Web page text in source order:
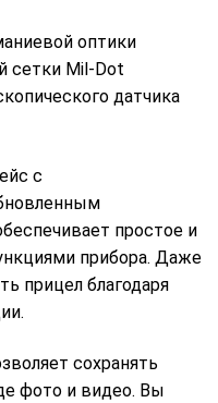
оптики
сетки Mil-Dot
датчика
с
простое и
прибора. Даже
прицел благодаря
сохранять
фото и видео. Вы